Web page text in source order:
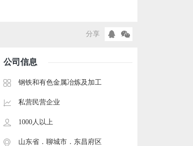
分享
公司信息
钢铁和有色金属冶炼及加工
私营民营企业
1000人以上
山东省． 聊城市 ． 东昌府区